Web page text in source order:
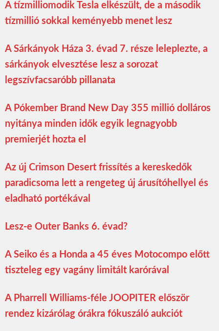
A tízmilliomodik Tesla elkészült, de a második
tízmillió sokkal keményebb menet lesz
A Sárkányok Háza 3. évad 7. része leleplezte, a
sárkányok elvesztése lesz a sorozat
legszívfacsaróbb pillanata
A Pókember Brand New Day 355 millió dolláros
nyitánya minden idők egyik legnagyobb
premierjét hozta el
Az új Crimson Desert frissítés a kereskedők
paradicsoma lett a rengeteg új árusítóhellyel és
eladható portékával
Lesz-e Outer Banks 6. évad?
A Seiko és a Honda a 45 éves Motocompo előtt
tiszteleg egy vagány limitált karórával
A Pharrell Williams-féle JOOPITER először
rendez kizárólag órákra fókuszáló aukciót